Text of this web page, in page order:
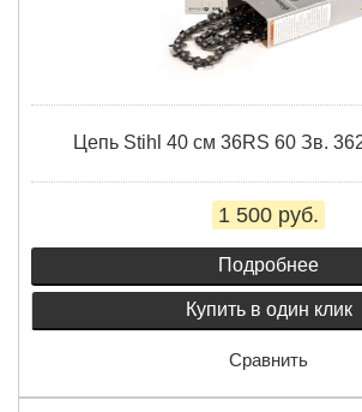
Цепь Stihl 40 см 36RS 60 Зв.
1 500 руб.
Подробнее
Купить в один клик
Сравнить